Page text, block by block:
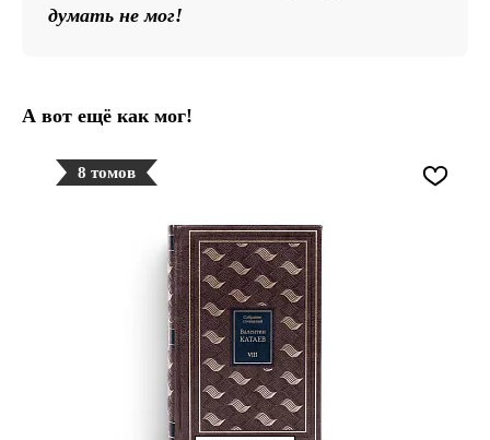
думать не мог!
А вот ещё как мог!
8 томов